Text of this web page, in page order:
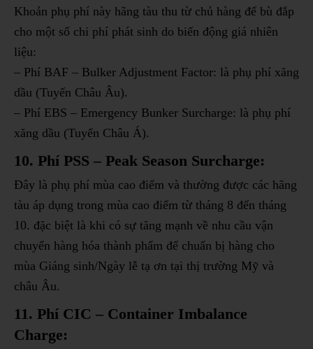
Khoản phụ phí này hãng tàu thu từ chủ hàng để bù đắp
cho một số chi phí phát sinh do biến động giá nhiên
liệu:
– Phí BAF – Bulker Adjustment Factor: là phụ phí xăng
dầu (Tuyến Châu Âu).
– Phí EBS – Emergency Bunker Surcharge: là phụ phí
xăng dầu (Tuyến Châu Á).
10. Phí PSS – Peak Season Surcharge:
Đây là phụ phí mùa cao điểm và thường được các hãng
tàu áp dụng trong mùa cao điểm từ tháng 8 đến tháng
10. đặc biệt là khi có sự tăng mạnh về nhu cầu vận
chuyển hàng hóa thành phẩm để chuẩn bị hàng cho
mùa Giáng sinh/Ngày lễ tạ ơn tại thị trường Mỹ và
châu Âu.
11. Phí CIC – Container Imbalance
Charge: